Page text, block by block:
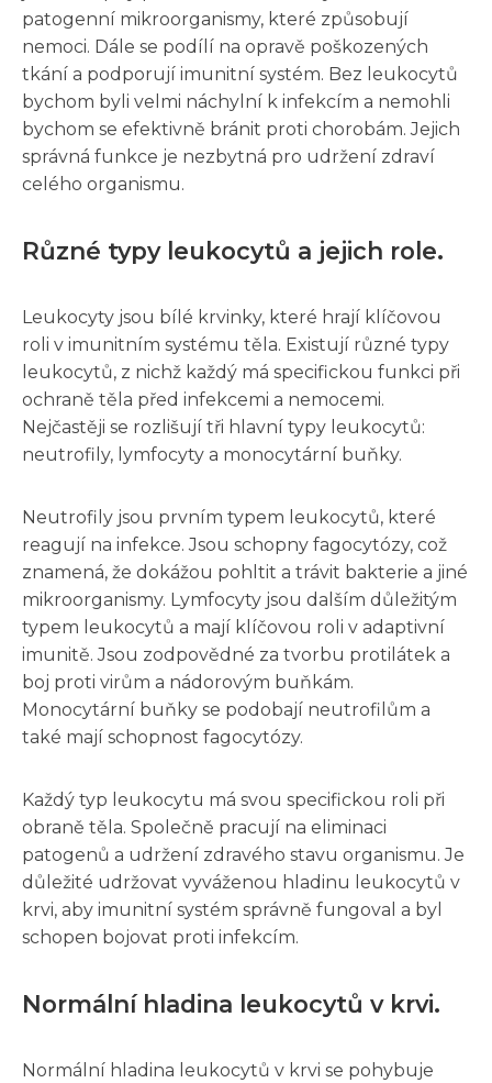
patogenní mikroorganismy, které způsobují
nemoci. Dále se podílí na opravě poškozených
tkání a podporují imunitní systém. Bez leukocytů
bychom byli velmi náchylní k infekcím a nemohli
bychom se efektivně bránit proti chorobám. Jejich
správná funkce je nezbytná pro udržení zdraví
celého organismu.
Různé typy leukocytů a jejich role.
Leukocyty jsou bílé krvinky, které hrají klíčovou
roli v imunitním systému těla. Existují různé typy
leukocytů, z nichž každý má specifickou funkci při
ochraně těla před infekcemi a nemocemi.
Nejčastěji se rozlišují tři hlavní typy leukocytů:
neutrofily, lymfocyty a monocytární buňky.
Neutrofily jsou prvním typem leukocytů, které
reagují na infekce. Jsou schopny fagocytózy, což
znamená, že dokážou pohltit a trávit bakterie a jiné
mikroorganismy. Lymfocyty jsou dalším důležitým
typem leukocytů a mají klíčovou roli v adaptivní
imunitě. Jsou zodpovědné za tvorbu protilátek a
boj proti virům a nádorovým buňkám.
Monocytární buňky se podobají neutrofilům a
také mají schopnost fagocytózy.
Každý typ leukocytu má svou specifickou roli při
obraně těla. Společně pracují na eliminaci
patogenů a udržení zdravého stavu organismu. Je
důležité udržovat vyváženou hladinu leukocytů v
krvi, aby imunitní systém správně fungoval a byl
schopen bojovat proti infekcím.
Normální hladina leukocytů v krvi.
Normální hladina leukocytů v krvi se pohybuje